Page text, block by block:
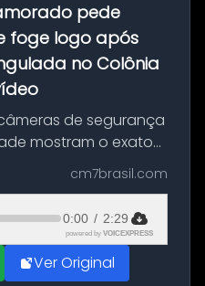
pede
foge logo após
no Colônia
de segurança
mostram o exato
suspeito da
de 28 anos. O crime
d...
cm7brasil.com
0:00 / 2:29
powered by VOICEXPRESS
Ver Original